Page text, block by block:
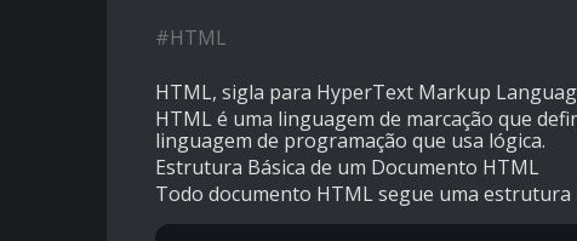
#HTML
HTML, sigla para HyperText Markup
HTML é uma linguagem de marcação que
linguagem de programação que usa lógica.
Estrutura Básica de um Documento HTML
Todo documento HTML segue uma